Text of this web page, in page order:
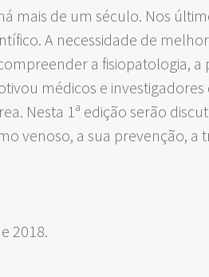
mais de um século. Nos
A necessidade de
a fisiopatologia,
médicos e
Nesta 1ª edição serão
venoso, a sua prevenção,
2018.